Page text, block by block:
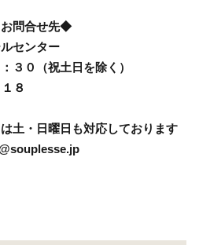
問合せ先◆
センター
３０（祝土日を除く）
８
土・日曜日も対応しております